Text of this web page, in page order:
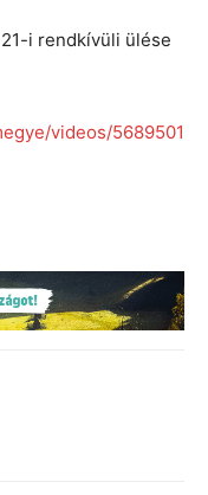
i rendkívüli ülése
videos/5689501